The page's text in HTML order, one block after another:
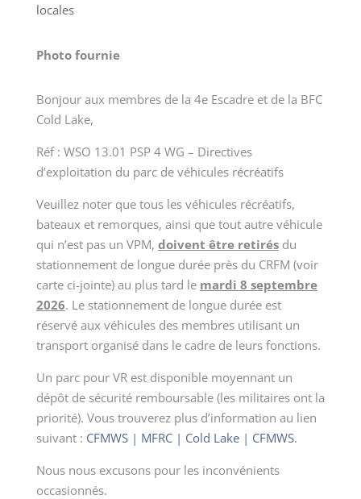
locales
Photo fournie
Bonjour aux membres de la 4e Escadre et de la BFC
Cold Lake,
Réf : WSO 13.01 PSP 4 WG – Directives
d’exploitation du parc de véhicules récréatifs
Veuillez noter que tous les véhicules récréatifs,
bateaux et remorques, ainsi que tout autre véhicule
qui n’est pas un VPM, doivent être retirésdu
stationnement de longue durée près du CRFM (voir
carte ci-jointe) au plus tard le mardi 8 septembre
2026. Le stationnement de longue durée est
réservé aux véhicules des membres utilisant un
transport organisé dans le cadre de leurs fonctions.
Un parc pour VR est disponible moyennant un
dépôt de sécurité remboursable (les militaires ont la
priorité). Vous trouverez plus d’information au lien
suivant : CFMWS | MFRC | Cold Lake | CFMWS.
Nous nous excusons pour les inconvénients
occasionnés.